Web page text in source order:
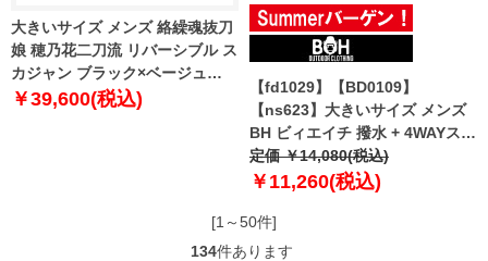
大きいサイズ メンズ 絡繰魂抜刀
娘 穂乃花二刀流 リバーシブル ス
カジャン ブラック×ベージュ
1253-5305-1 3L 4L 5L 6L
￥39,600(税込)
【fd1029】【BD0109】
【ns623】大きいサイズ メンズ
BH ビィエイチ 撥水 + 4WAYスト
レッチ インフード ブルゾン
bhb-250102
定価 ￥14,080(税込)
￥11,260(税込)
[1～50件]
134件あります